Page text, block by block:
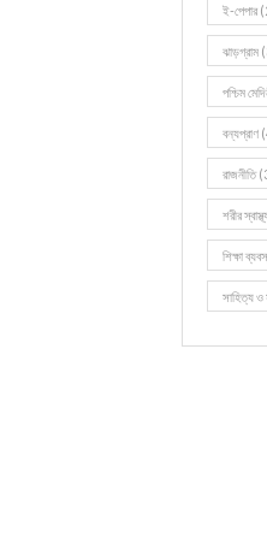
ই-পেপার
ঝাড়গ্রাম
পশ্চিম
বন্যপ্রাণ
রাজনীতি
শরীর
শিক্ষা
সাহিত্য ও